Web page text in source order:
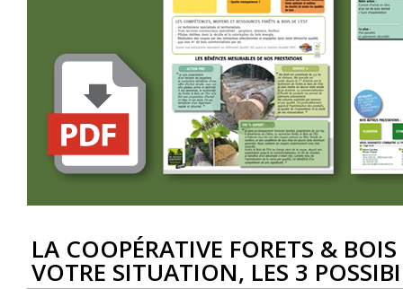
LA COOPÉRATIVE FORETS &
VOTRE SITUATION, LES 3